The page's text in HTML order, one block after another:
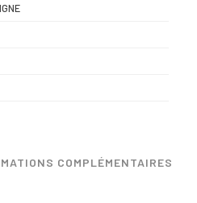
COMPLÉMENTAIRES